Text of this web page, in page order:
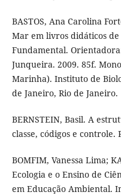
BASTOS, Ana Carolina
Mar em livros didáticos de
Fundamental.
Junqueira. 2009. 85f.
Marinha). Instituto de
de Janeiro, Rio de Janeiro.
BERNSTEIN, Basil. A
classe, códigos e controle.
BOMFIM, Vanessa Lima;
Ecologia e o Ensino de
em Educação Ambiental.